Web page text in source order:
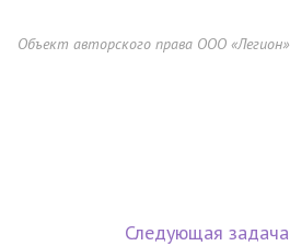
Объект авторского права ООО «Легион»
Следующая задача